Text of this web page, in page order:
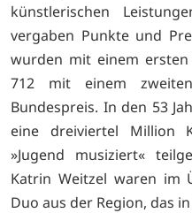
künstlerischen
vergaben Punkte und
wurden mit einem ersten
712 mit einem
Bundespreis. In den 53
eine dreiviertel Million
»Jugend musiziert«
Katrin Weitzel waren im
Duo aus der Region, das